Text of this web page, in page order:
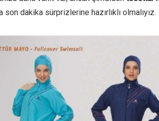
son dakika sürprizlerine hazırlıklı olmalıyız.